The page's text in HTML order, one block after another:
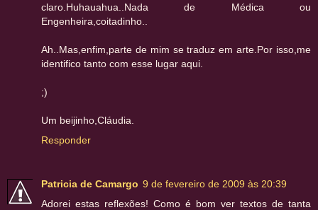
claro.Huhauahua..Nada de Médica ou
Engenheira,coitadinho..
Ah..Mas,enfim,parte de mim se traduz em arte.Por isso,me
identifico tanto com esse lugar aqui.
;)
Um beijinho,Cláudia.
Responder
Patricia de Camargo 9 de fevereiro de 2009 às 20:39
Adorei estas reflexões! Como é bom ver textos de tanta